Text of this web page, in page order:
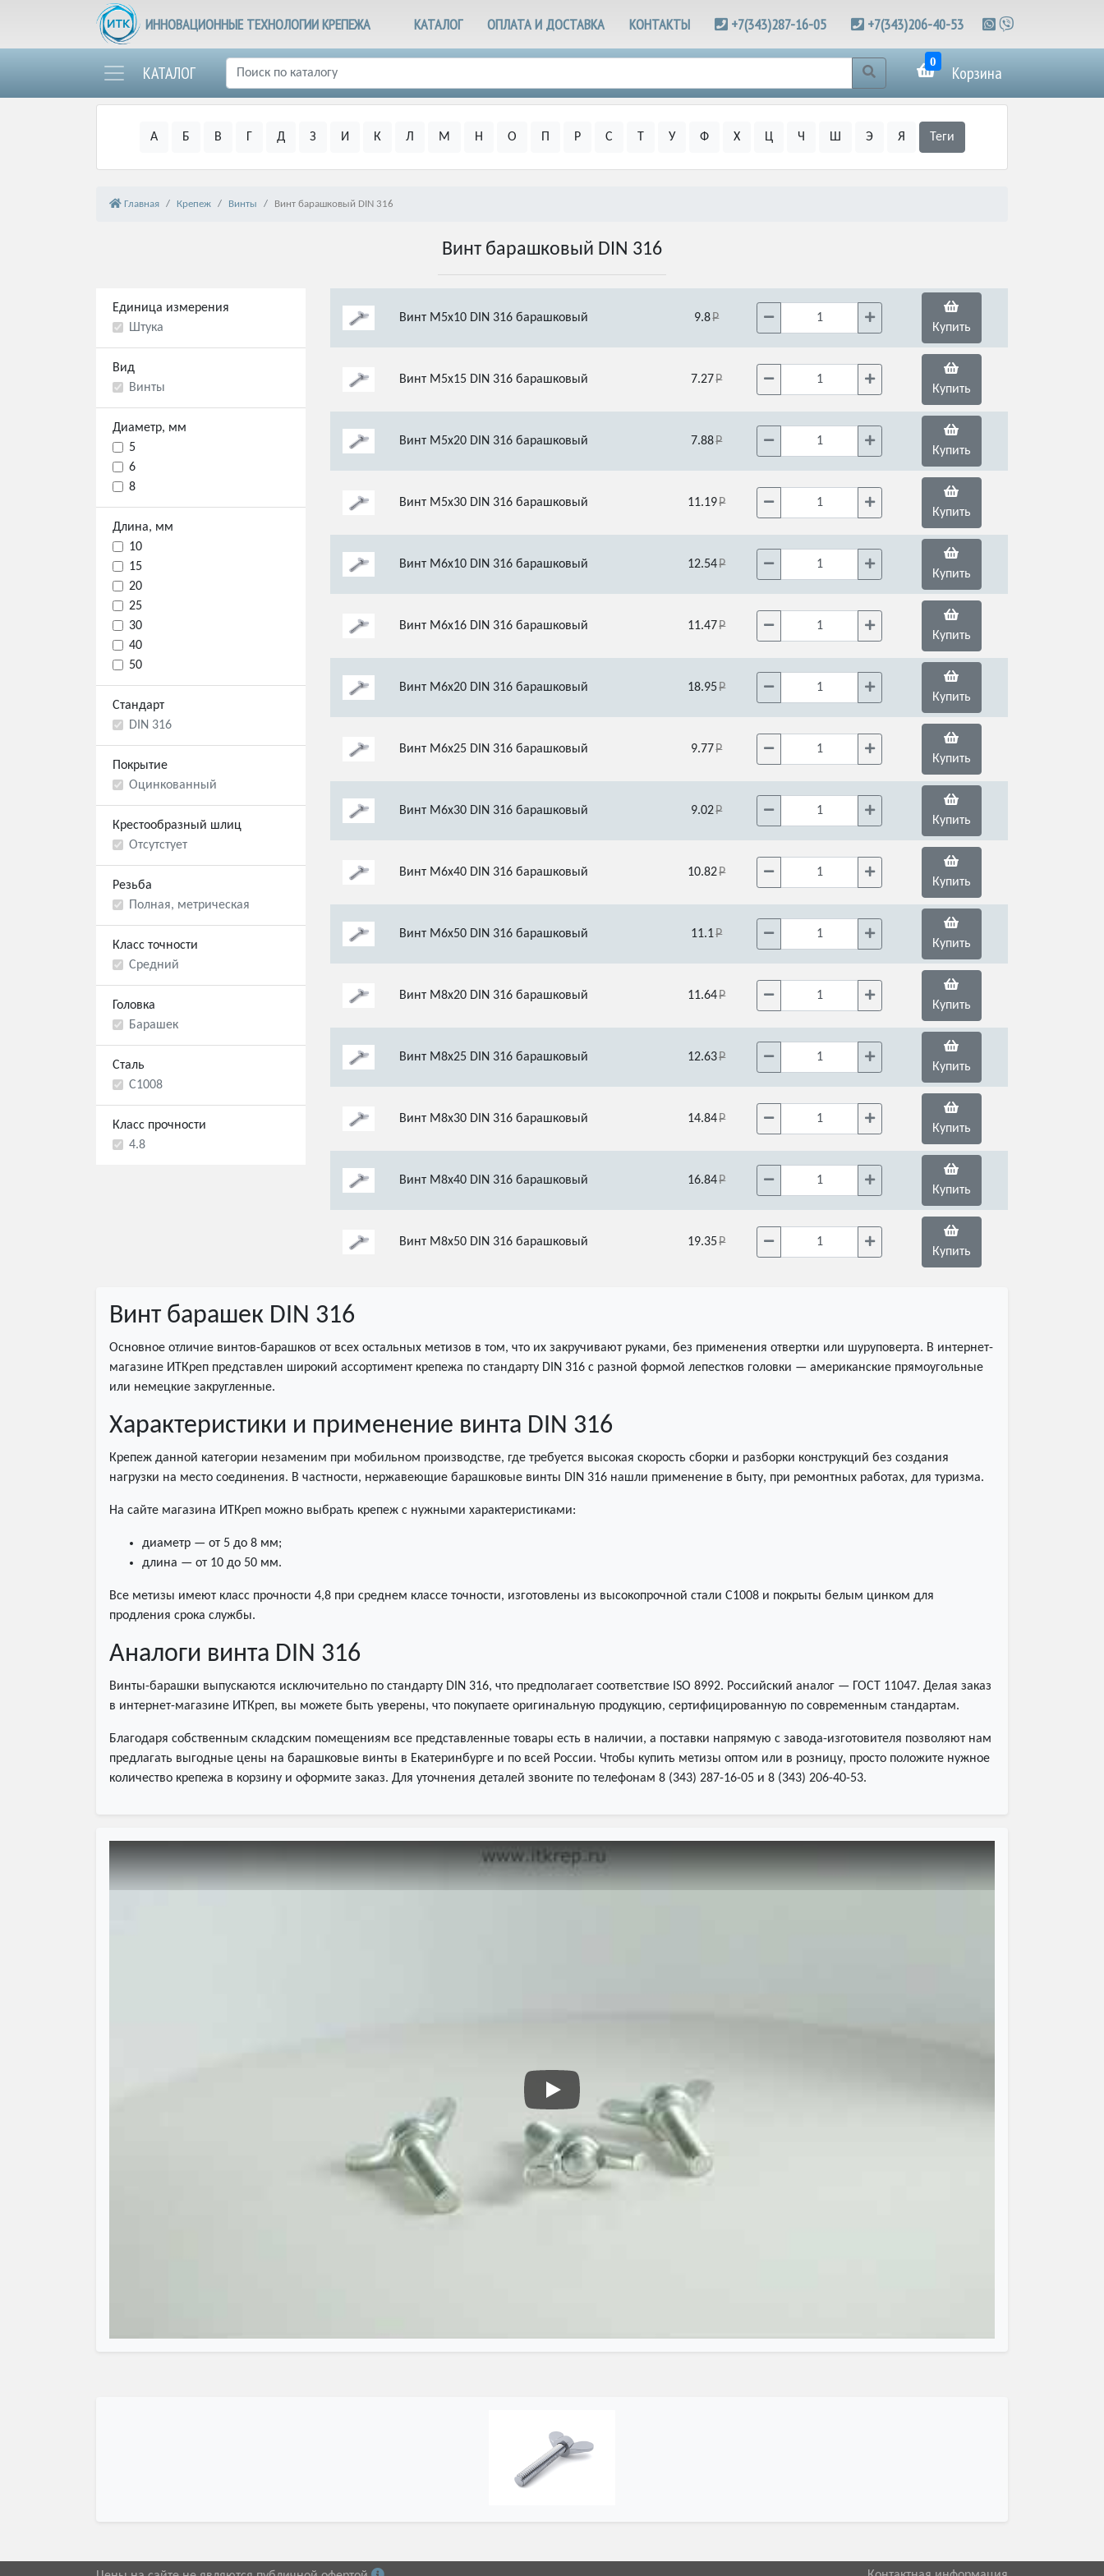
ИННОВАЦИОННЫЕ ТЕХНОЛОГИИ КРЕПЕЖА КАТАЛОГ ОПЛАТА И ДОСТАВКА КОНТАКТЫ +7(343)287-16-05 +7(343)206-40-53
КАТАЛОГ
0
Корзина
А Б В Г Д З И К Л М Н О П Р С Т У Ф Х Ц Ч Ш Э Я Теги
Главная Крепеж Винты Винт барашковый DIN 316
Винт барашковый DIN 316
Единица измерения
Штука
Вид
Винты
Диаметр, мм
5
6
8
Длина, мм
10
15
20
25
30
40
50
Стандарт
DIN 316
Покрытие
Оцинкованный
Крестообразный шлиц
Отсутстует
Резьба
Полная, метрическая
Класс точности
Средний
Головка
Барашек
Сталь
С1008
Класс прочности
4.8
Винт М5х10 DIN 316 барашковый 9.8
Купить
Винт М5х15 DIN 316 барашковый 7.27
Купить
Винт М5х20 DIN 316 барашковый 7.88
Купить
Винт М5х30 DIN 316 барашковый 11.19
Купить
Винт М6х10 DIN 316 барашковый 12.54
Купить
Винт М6х16 DIN 316 барашковый 11.47
Купить
Винт М6х20 DIN 316 барашковый 18.95
Купить
Винт М6х25 DIN 316 барашковый 9.77
Купить
Винт М6х30 DIN 316 барашковый 9.02
Купить
Винт М6х40 DIN 316 барашковый 10.82
Купить
Винт М6х50 DIN 316 барашковый 11.1
Купить
Винт М8х20 DIN 316 барашковый 11.64
Купить
Винт М8х25 DIN 316 барашковый 12.63
Купить
Винт М8х30 DIN 316 барашковый 14.84
Купить
Винт М8х40 DIN 316 барашковый 16.84
Купить
Винт М8х50 DIN 316 барашковый 19.35
Купить
Винт барашек DIN 316
Основное отличие винтов-барашков от всех остальных метизов в том, что их закручивают руками, без применения отвертки или шуруповерта. В интернет-
магазине ИТКреп представлен широкий ассортимент крепежа по стандарту DIN 316 с разной формой лепестков головки — американские прямоугольные
или немецкие закругленные.
Характеристики и применение винта DIN 316
Крепеж данной категории незаменим при мобильном производстве, где требуется высокая скорость сборки и разборки конструкций без создания
нагрузки на место соединения. В частности, нержавеющие барашковые винты DIN 316 нашли применение в быту, при ремонтных работах, для туризма.
На сайте магазина ИТКреп можно выбрать крепеж с нужными характеристиками:
диаметр — от 5 до 8 мм;
длина — от 10 до 50 мм.
Все метизы имеют класс прочности 4,8 при среднем классе точности, изготовлены из высокопрочной стали С1008 и покрыты белым цинком для
продления срока службы.
Аналоги винта DIN 316
Винты-барашки выпускаются исключительно по стандарту DIN 316, что предполагает соответствие ISO 8992. Российский аналог — ГОСТ 11047. Делая заказ
в интернет-магазине ИТКреп, вы можете быть уверены, что покупаете оригинальную продукцию, сертифицированную по современным стандартам.
Благодаря собственным складским помещениям все представленные товары есть в наличии, а поставки напрямую с завода-изготовителя позволяют нам
предлагать выгодные цены на барашковые винты в Екатеринбурге и по всей России. Чтобы купить метизы оптом или в розницу, просто положите нужное
количество крепежа в корзину и оформите заказ. Для уточнения деталей звоните по телефонам 8 (343) 287-16-05 и 8 (343) 206-40-53.
Винт барашковый DIN 316